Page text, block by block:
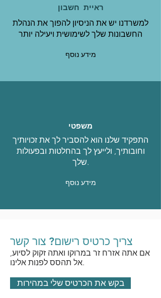
ראיית חשבון
למשרדנו יש את הניסיון להפוך את הנהלת
החשבונות שלך לשימושית ויעילה יותר
מידע נוסף
משפטי
התפקיד שלנו הוא להסביר לך את זכויותיך
וחובותיך, ולייעץ לך בהחלטות ובפעולות
שלך.
מידע נוסף
צריך כרטיס רישום? צור קשר
אם אתה אזרח זר במרוקו ואתה זקוק לסיוע,
אל תהסס לפנות אלינו.
בקש את הכרטיס שלי במהירות